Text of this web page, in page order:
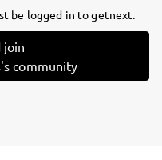
be logged in to getnext.
join
community